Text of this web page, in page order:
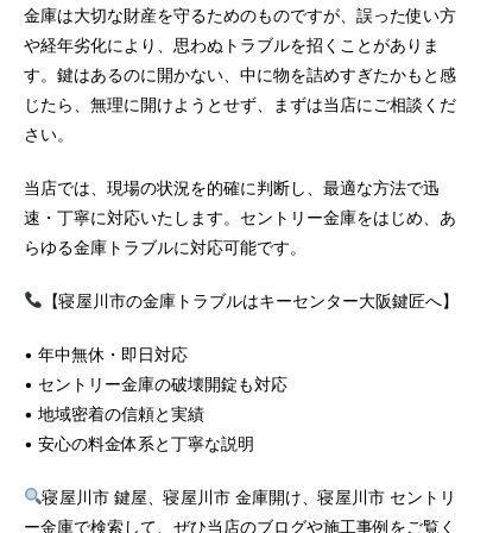
金庫は大切な財産を守るためのものですが、誤った使い方
や経年劣化により、思わぬトラブルを招くことがありま
す。鍵はあるのに開かない、中に物を詰めすぎたかもと感
じたら、無理に開けようとせず、まずは当店にご相談くだ
さい。
当店では、現場の状況を的確に判断し、最適な方法で迅
速・丁寧に対応いたします。セントリー金庫をはじめ、あ
らゆる金庫トラブルに対応可能です。
【寝屋川市の金庫トラブルはキーセンター大阪鍵匠へ】
• 年中無休・即日対応
• セントリー金庫の破壊開錠も対応
• 地域密着の信頼と実績
• 安心の料金体系と丁寧な説明
寝屋川市 鍵屋、寝屋川市 金庫開け、寝屋川市 セントリ
ー金庫で検索して、ぜひ当店のブログや施工事例をご覧く